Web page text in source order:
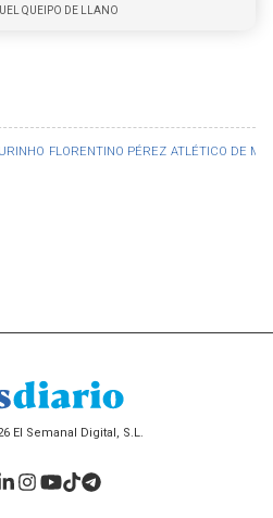
FLORENTINO PÉREZ ATLÉTICO DE
QUEIPO DE LLANO
El Semanal Digital, S.L.
LinkedIn
Instagram
YouTube
TikTok
Telegram